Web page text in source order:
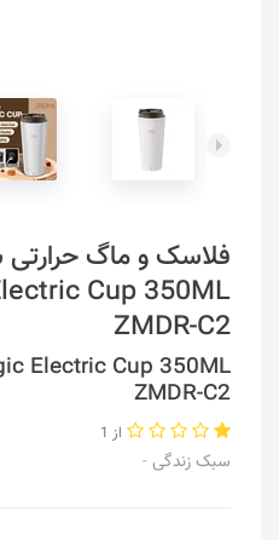
فلاسک و ماگ
Cup 350ML
ZMDR-C2
Electric Cup 350ML
ZMDR-C2
از 1
سبک زندگی